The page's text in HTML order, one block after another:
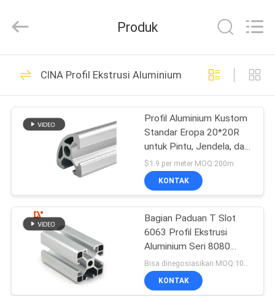
RUMAH
PRODUK
TENTANG
TUR
PABRIK
KONTROL
KUALITAS
Reserved.
Tabung Lean
157
Konektor Tabung
Lean
162
Produk
CINA Profil Ekstrusi Aluminium
Profil Aluminium Kustom
Standar Eropa 20*20R
untuk Pintu, Jendela, dan
Profil Aluminium Meja
Kerja
$1.9 per meter MOQ:200m
KONTAK
Bagian Paduan T Slot
6063 Profil Ekstrusi
Aluminium Seri 8080
4040
KONTAK